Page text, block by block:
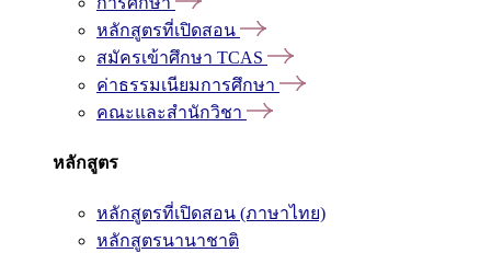
หลักสูตรที่เปิดสอน
สมัครเข้าศึกษา TCAS
ค่าธรรมเนียมการศึกษา
คณะและสำนักวิชา
หลักสูตร
หลักสูตรที่เปิดสอน (ภาษาไทย)
หลักสูตรนานาชาติ